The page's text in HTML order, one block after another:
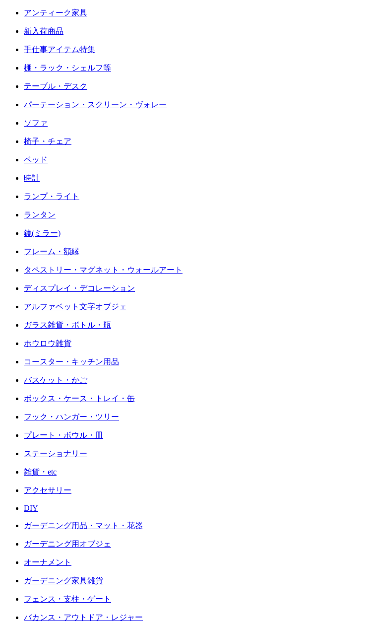
アンティーク家具
新入荷商品
手仕事アイテム特集
棚・ラック・シェルフ等
テーブル・デスク
パーテーション・スクリーン・ヴォレー
ソファ
椅子・チェア
ベッド
時計
ランプ・ライト
ランタン
鏡(ミラー)
フレーム・額縁
タペストリー・マグネット・ウォールアート
ディスプレイ・デコレーション
アルファベット文字オブジェ
ガラス雑貨・ボトル・瓶
ホウロウ雑貨
コースター・キッチン用品
バスケット・かご
ボックス・ケース・トレイ・缶
フック・ハンガー・ツリー
プレート・ボウル・皿
ステーショナリー
雑貨・etc
アクセサリー
DIY
ガーデニング用品・マット・花器
ガーデニング用オブジェ
オーナメント
ガーデニング家具雑貨
フェンス・支柱・ゲート
バカンス・アウトドア・レジャー